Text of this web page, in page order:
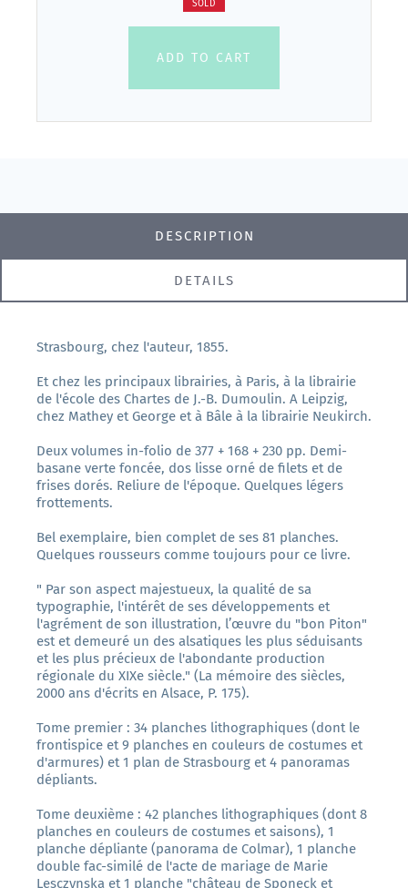
SOLD
ADD TO CART
DESCRIPTION
DETAILS
Strasbourg, chez l'auteur, 1855.
Et chez les principaux librairies, à Paris, à la librairie
de l'école des Chartes de J.-B. Dumoulin. A Leipzig,
chez Mathey et George et à Bâle à la librairie Neukirch.
Deux volumes in-folio de 377 + 168 + 230 pp. Demi-
basane verte foncée, dos lisse orné de filets et de
frises dorés. Reliure de l'époque. Quelques légers
frottements.
Bel exemplaire, bien complet de ses 81 planches.
Quelques rousseurs comme toujours pour ce livre.
" Par son aspect majestueux, la qualité de sa
typographie, l'intérêt de ses développements et
l'agrément de son illustration, l’œuvre du "bon Piton"
est et demeuré un des alsatiques les plus séduisants
et les plus précieux de l'abondante production
régionale du XIXe siècle." (La mémoire des siècles,
2000 ans d'écrits en Alsace, P. 175).
Tome premier : 34 planches lithographiques (dont le
frontispice et 9 planches en couleurs de costumes et
d'armures) et 1 plan de Strasbourg et 4 panoramas
dépliants.
Tome deuxième : 42 planches lithographiques (dont 8
planches en couleurs de costumes et saisons), 1
planche dépliante (panorama de Colmar), 1 planche
double fac-similé de l'acte de mariage de Marie
Lesczynska et 1 planche "château de Sponeck et